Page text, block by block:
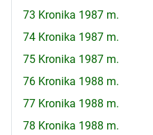
73 Kronika 1987 m.
74 Kronika 1987 m.
75 Kronika 1987 m.
76 Kronika 1988 m.
77 Kronika 1988 m.
78 Kronika 1988 m.